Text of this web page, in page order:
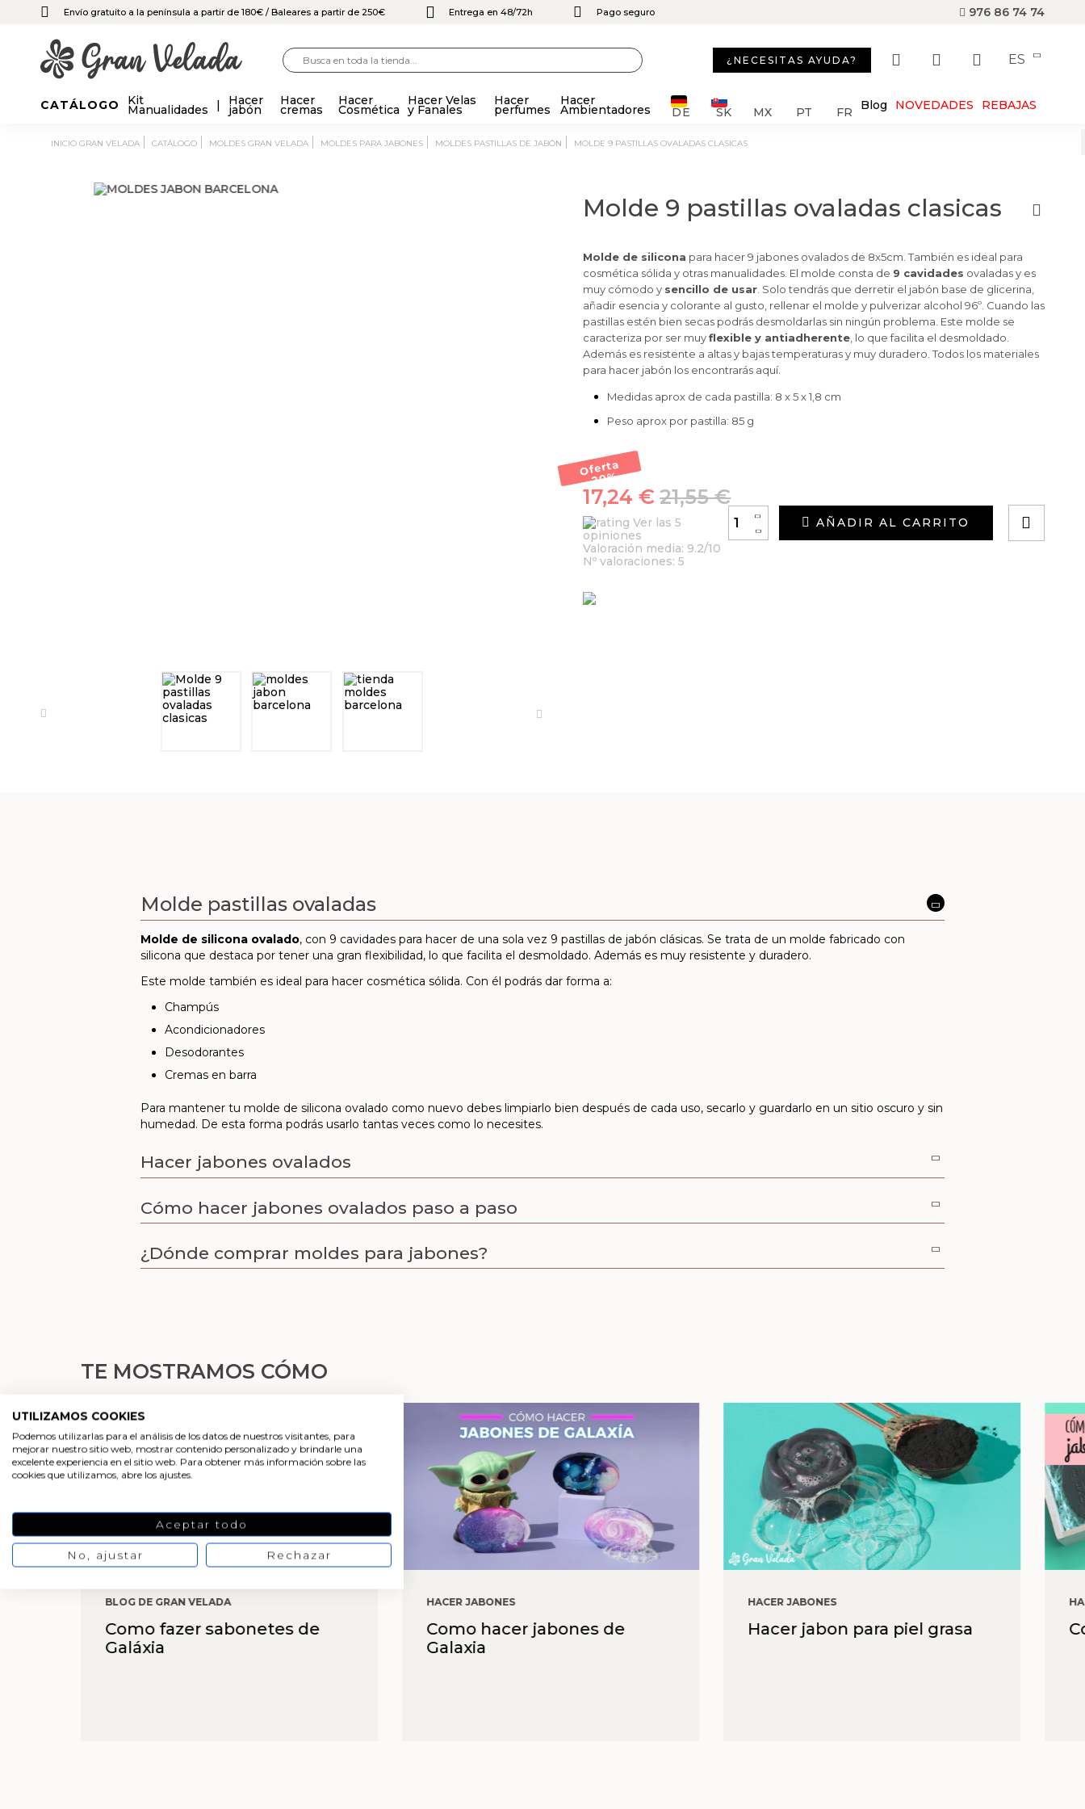
Envío gratuito a la península a partir de 180€ / Baleares a partir de 250€ Entrega en 48/72h Pago seguro 976 86 74 74
¿NECESITAS AYUDA? ES
CATÁLOGO Kit
Manualidades
Hacer
jabón
Hacer
cremas
Hacer
Cosmética
Hacer Velas
y Fanales
Hacer
perfumes
Hacer
Ambientadores DE SK MX PT FR Blog NOVEDADES REBAJAS
INICIO GRAN VELADA CATÁLOGO MOLDES GRAN VELADA MOLDES PARA JABONES MOLDES PASTILLAS DE JABÓN MOLDE 9 PASTILLAS OVALADAS CLASICAS
Molde 9 pastillas ovaladas clasicas
Molde de silicona para hacer 9 jabones ovalados de 8x5cm. También es ideal para
cosmética sólida y otras manualidades. El molde consta de 9 cavidades ovaladas y es
muy cómodo y sencillo de usar . Solo tendrás que derretir el jabón base de glicerina,
añadir esencia y colorante al gusto, rellenar el molde y pulverizar alcohol 96º. Cuando las
pastillas estén bien secas podrás desmoldarlas sin ningún problema. Este molde se
caracteriza por ser muyflexible y antiadherente , lo que facilita el desmoldado.
Además es resistente a altas y bajas temperaturas y muy duradero. Todos los materiales
para hacer jabón los encontrarás aquí.
Medidas aprox de cada pastilla: 8 x 5 x 1,8 cm
Peso aprox por pastilla: 85 g
Oferta
-20
%
21,55 €
17,24 €
Ver las 5
opiniones
Valoración media: 9.2/10
Nº valoraciones: 5
-
+
AÑADIR AL CARRITO
Molde pastillas ovaladas
Molde de silicona ovalado, con 9 cavidades para hacer de una sola vez 9 pastillas de jabón clásicas. Se trata de un molde fabricado con
silicona que destaca por tener una gran flexibilidad, lo que facilita el desmoldado. Además es muy resistente y duradero.
Este molde también es ideal para hacer cosmética sólida. Con él podrás dar forma a:
Champús
Acondicionadores
Desodorantes
Cremas en barra
Para mantener tu molde de silicona ovalado como nuevo debes limpiarlo bien después de cada uso, secarlo y guardarlo en un sitio oscuro y sin
humedad. De esta forma podrás usarlo tantas veces como lo necesites.
Hacer jabones ovalados
Cómo hacer jabones ovalados paso a paso
¿Dónde comprar moldes para jabones?
TE MOSTRAMOS CÓMO
BLOG DE GRAN VELADA
Como fazer sabonetes de
Galáxia
HACER JABONES
Como hacer jabones de
Galaxia
HACER JABONES
Hacer jabon para piel grasa
UTILIZAMOS COOKIES
Podemos utilizarlas para el análisis de los datos de nuestros visitantes, para
mejorar nuestro sitio web, mostrar contenido personalizado y brindarle una
excelente experiencia en el sitio web. Para obtener más información sobre las
cookies que utilizamos, abre los ajustes.
Aceptar todo
No, ajustar Rechazar